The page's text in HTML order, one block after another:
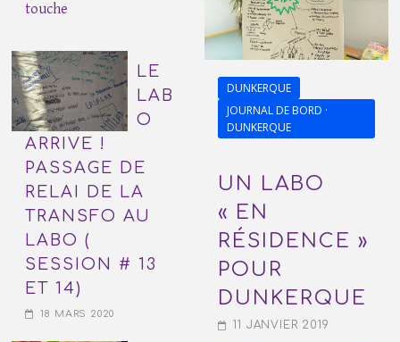
touche
LE
LAB
O
ARRIVE !
PASSAGE DE
RELAI DE LA
TRANSFO AU
LABO (
SESSION # 13
ET 14)
18 MARS 2020
DUNKERQUE
JOURNAL DE BORD ·
DUNKERQUE
UN LABO
« EN
RÉSIDENCE »
POUR
DUNKERQUE
11 JANVIER 2019